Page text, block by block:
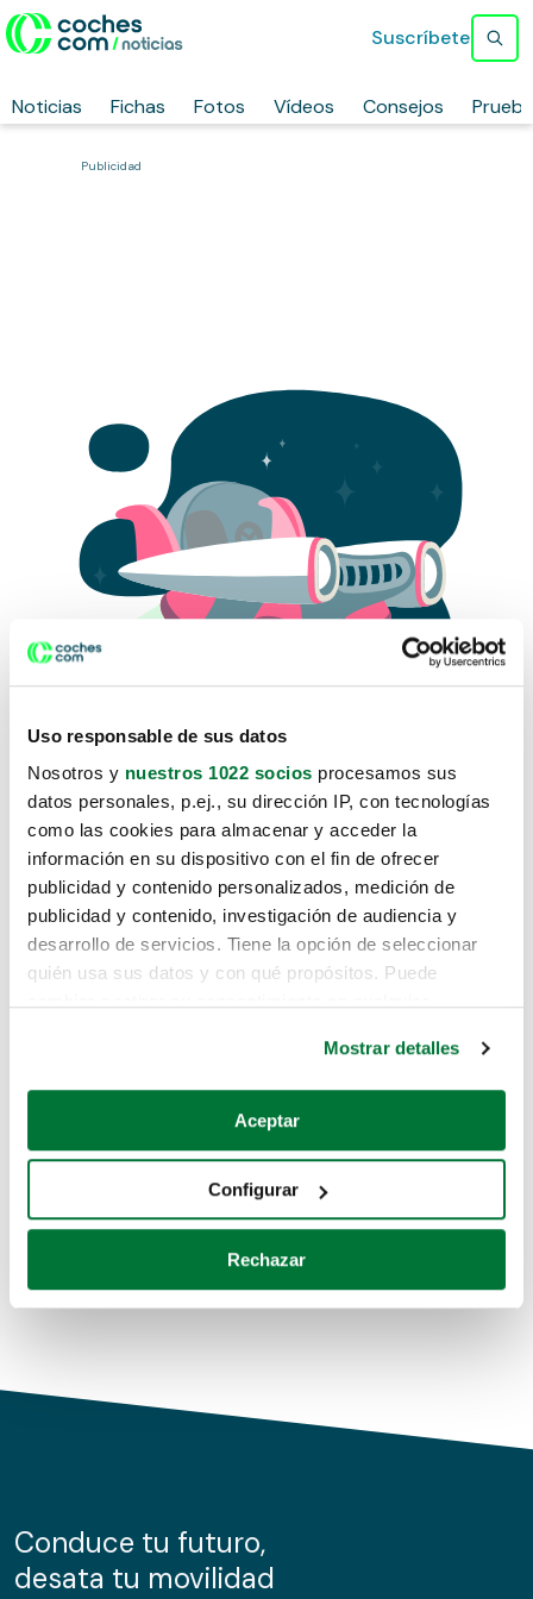
Uso responsable de sus datos
Nosotros y nuestros 1022 socios procesamos sus
datos personales, p.ej., su dirección IP, con tecnologías
como las cookies para almacenar y acceder la
información en su dispositivo con el fin de ofrecer
publicidad y contenido personalizados, medición de
publicidad y contenido, investigación de audiencia y
desarrollo de servicios. Tiene la opción de seleccionar
quién usa sus datos y con qué propósitos. Puede
Si lo permite, también quisiéramos:
Recopilar información sobre su ubicación geográfica
Identificar su dispositivo analizándolo activamente
para buscar características específicas (huellas
Obtenga más información sobre cómo se procesan sus
de cookies.
información sobre el uso que haga del sitio web con
nuestros partners de redes sociales, publicidad y análisis
Mostrar detalles
Aceptar
Configurar
Rechazar
Noticias Fichas Fotos Vídeos Consejos
Suscríbete
Publicidad
Lo sentimos, no sabemos como
te hemos traido hasta aquí.
Pero puedes encontrar el coche que estás
buscando en alguno de estos enlaces:
Coches de segunda mano
Coches de km0
Conduce tu futuro,
desata tu movilidad